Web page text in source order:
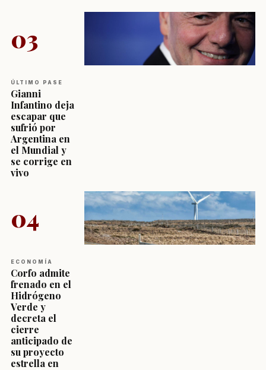
03
ÚLTIMO PASE
Gianni
Infantino deja
escapar que
sufrió por
Argentina en
el Mundial y
se corrige en
vivo
04
ECONOMÍA
Corfo admite
frenado en el
Hidrógeno
Verde y
decreta el
cierre
anticipado de
su proyecto
estrella en